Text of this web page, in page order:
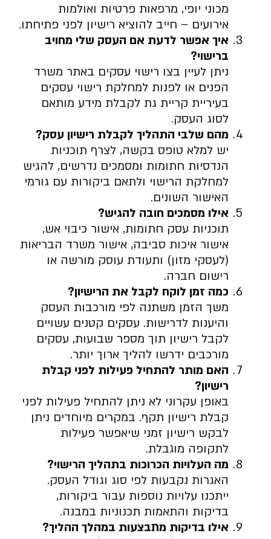
מכוני יופי, מרפאות פרטיות ואולמות
אירועים – חייב להוציא רישיון לפני פתיחתו.
איך אפשר לדעת אם העסק שלי מחויב
ברישוי?
ניתן לעיין בצו רישוי עסקים באתר משרד
הפנים או לפנות למחלקת רישוי עסקים
בעיריית קריית גת לקבלת מידע מותאם
לסוג העסק.
מהם שלבי התהליך לקבלת רישיון עסק?
יש למלא טופס בקשה, לצרף תוכניות
הנדסיות חתומות ומסמכים נדרשים, להגיש
למחלקת הרישוי ולתאם ביקורות עם גורמי
האישור השונים.
אילו מסמכים חובה להגיש?
תוכניות עסק חתומות, אישור כיבוי אש,
אישור איכות סביבה, אישור משרד הבריאות
(לעסקי מזון) ותעודת עוסק מורשה או
רישום חברה.
כמה זמן לוקח לקבל את הרישיון?
משך הזמן משתנה לפי מורכבות העסק
והיענות לדרישות. עסקים קטנים עשויים
לקבל רישיון תוך מספר שבועות, עסקים
מורכבים ידרשו להליך ארוך יותר.
האם מותר להתחיל פעילות לפני קבלת
רישיון?
באופן עקרוני לא ניתן להתחיל פעילות לפני
קבלת רישיון תקף. במקרים מיוחדים ניתן
לבקש רישיון זמני שיאפשר פעילות
לתקופה מוגבלת.
מה העלויות הכרוכות בתהליך הרישוי?
האגרות נקבעות לפי סוג וגודל העסק.
ייתכנו עלויות נוספות עבור ביקורות,
בדיקות והתאמות תכנוניות במבנה.
אילו בדיקות מתבצעות במהלך ההליך?